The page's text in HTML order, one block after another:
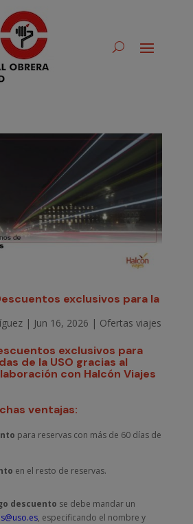
exclusivos para la
| Jun 16, 2026 | Ofertas viajes
exclusivos para
de la USO gracias al
con Halcón Viajes
ventajas:
para reservas con más de 60 días de
en el resto de reservas.
descuento se debe mandar un
, especificando el nombre y